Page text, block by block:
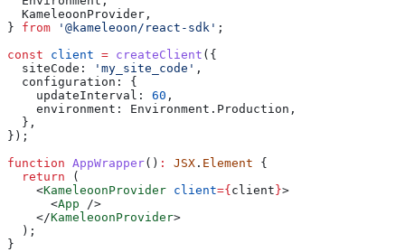
  KameleoonProvider
,
} from '@kameleoon/react-sdk' ;
const client = createClient ({
  siteCode:
'my_site_code' ,
  configuration:
{
    updateInterval:
60 ,
    environment:
Environment . Production ,
  },
});
function AppWrapper() : JSX . Element {
  return
(
    <
KameleoonProvider client={client}>
      <
App />
    </
KameleoonProvider>
  );
}